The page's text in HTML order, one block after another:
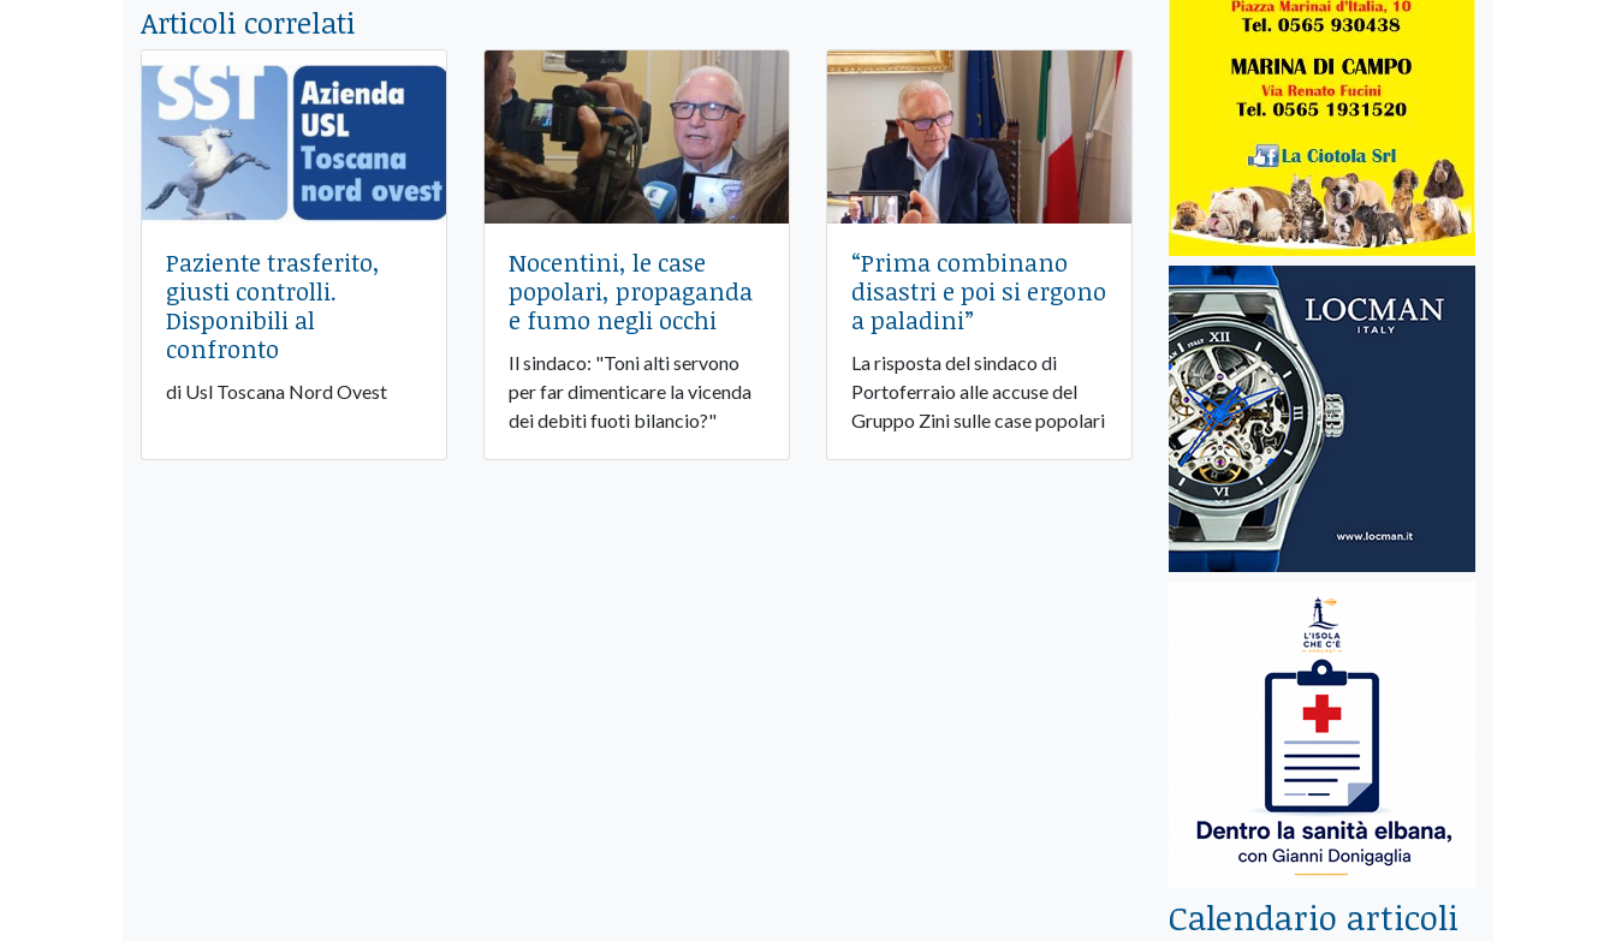
Articoli correlati
Paziente trasferito,
giusti controlli.
Disponibili al
confronto
di Usl Toscana Nord Ovest
Nocentini, le case
popolari, propaganda
e fumo negli occhi
Il sindaco: "Toni alti servono
per far dimenticare la vicenda
dei debiti fuoti bilancio?"
“Prima combinano
disastri e poi si ergono
a paladini”
La risposta del sindaco di
Portoferraio alle accuse del
Gruppo Zini sulle case popolari
Calendario articoli